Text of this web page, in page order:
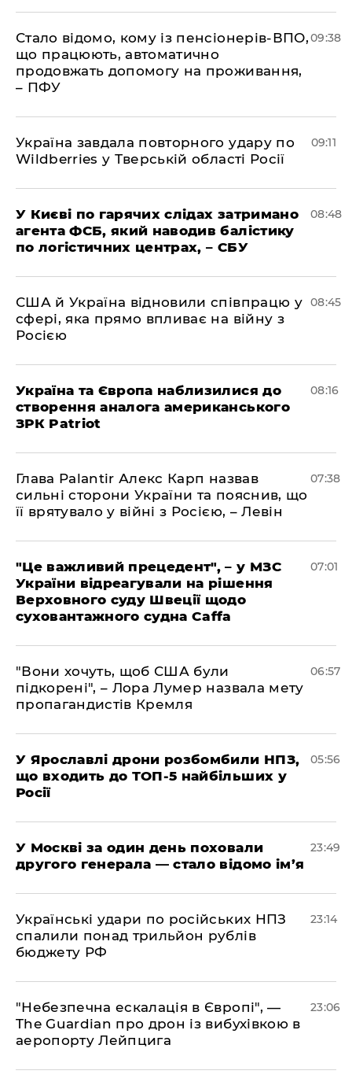
Стало відомо, кому із пенсіонерів-ВПО,
що працюють, автоматично
продовжать допомогу на проживання,
– ПФУ
09:38
Україна завдала повторного удару по
Wildberries у Тверській області Росії
09:11
У Києві по гарячих слідах затримано
агента ФСБ, який наводив балістику
по логістичних центрах, – СБУ
08:48
США й Україна відновили співпрацю у
сфері, яка прямо впливає на війну з
Росією
08:45
Україна та Європа наблизилися до
створення аналога американського
ЗРК Patriot
08:16
Глава Palantir Алекс Карп назвав
сильні сторони України та пояснив, що
її врятувало у війні з Росією, – Левін
07:38
"Це важливий прецедент", – у МЗС
України відреагували на рішення
Верховного суду Швеції щодо
суховантажного судна Caffa
07:01
"Вони хочуть, щоб США були
підкорені", – Лора Лумер назвала мету
пропагандистів Кремля
06:57
У Ярославлі дрони розбомбили НПЗ,
що входить до ТОП-5 найбільших у
Росії
05:56
​У Москві за один день поховали
другого генерала — стало відомо ім’я
23:49
​Українські удари по російських НПЗ
спалили понад трильйон рублів
бюджету РФ
23:14
​"Небезпечна ескалація в Європі", —
The Guardian про дрон із вибухівкою в
аеропорту Лейпцига
23:06